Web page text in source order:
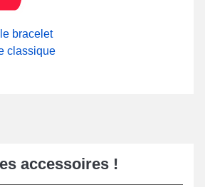
bracelet
classique
accessoires !